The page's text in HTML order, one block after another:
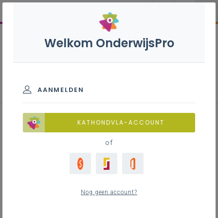
Voorbeeld - Grafieken
interpreteren in betekenisvolle
Welkom OnderwijsPro
AANMELDEN
KATHONDVLA-ACCOUNT
of
Nog geen account?